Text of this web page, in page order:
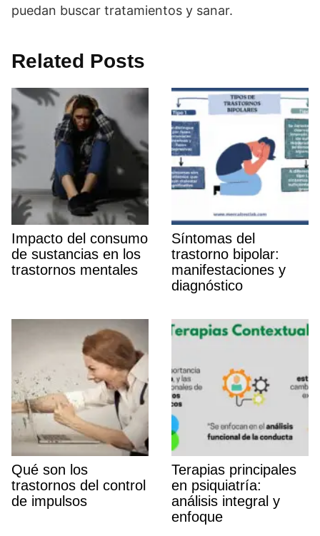
puedan buscar tratamientos y sanar.
Related Posts
Impacto del consumo
de sustancias en los
trastornos mentales
Sí­ntomas del
trastorno bipolar:
manifestaciones y
diagnóstico
Qué son los
trastornos del control
de impulsos
Terapias principales
en psiquiatrí­a:
análisis integral y
enfoque